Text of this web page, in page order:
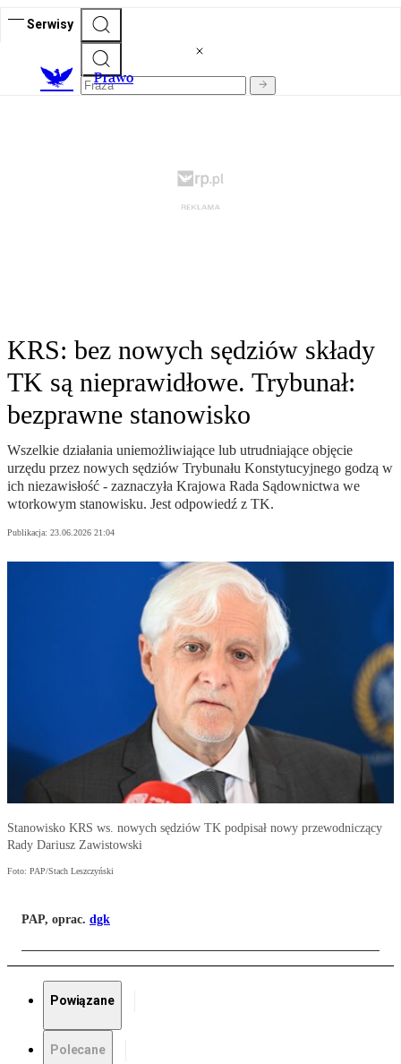
Serwisy
Prawo
KRS: bez nowych sędziów składy
TK są nieprawidłowe. Trybunał:
bezprawne stanowisko
Wszelkie działania uniemożliwiające lub utrudniające objęcie
urzędu przez nowych sędziów Trybunału Konstytucyjnego godzą w
ich niezawisłość - zaznaczyła Krajowa Rada Sądownictwa we
wtorkowym stanowisku. Jest odpowiedź z TK.
Publikacja: 23.06.2026 21:04
Stanowisko KRS ws. nowych sędziów TK podpisał nowy przewodniczący
Rady Dariusz Zawistowski
Foto: PAP/Stach Leszczyński
PAP, oprac. dgk
Powiązane
Polecane